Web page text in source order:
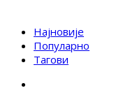
Најновије
Популарно
Тагови